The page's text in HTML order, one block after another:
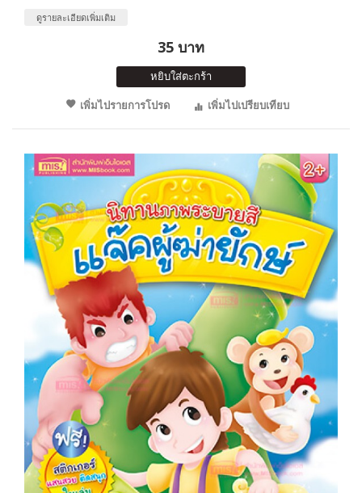
ดูรายละเอียดเพิ่มเติม
35 บาท
หยิบใส่ตะกร้า
เพิ่มไปรายการโปรด
เพิ่มไปเปรียบเทียบ